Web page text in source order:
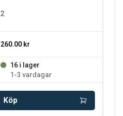
2
260.00 kr
16 i lager
1-3 vardagar
Köp